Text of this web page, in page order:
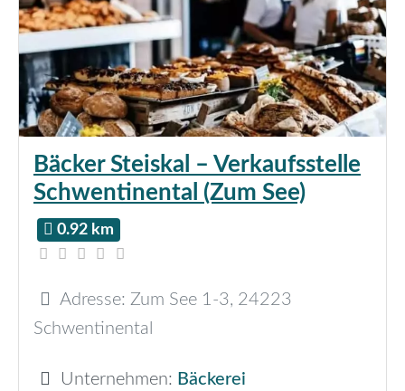
Bäcker Steiskal – Verkaufsstelle
Schwentinental (Zum See)
0.92 km
Adresse: Zum See 1-3, 24223
Schwentinental
Unternehmen: Bäckerei